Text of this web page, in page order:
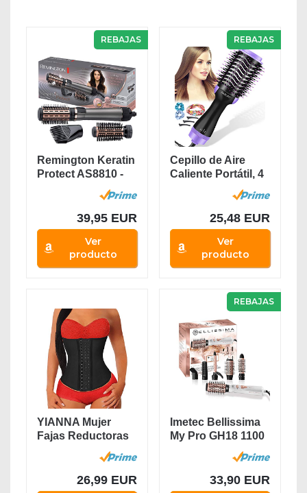
REBAJAS
Remington Keratin
Protect AS8810 -
Moldeador de...
39,95 EUR
Ver
producto
REBAJAS
Cepillo de Aire
Caliente Portátil, 4
25,48 EUR
Ver
producto
YIANNA Mujer
Fajas Reductoras
26,99 EUR
REBAJAS
Imetec Bellissima
My Pro GH18 1100
33,90 EUR